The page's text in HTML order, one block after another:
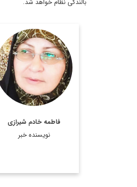
بالندگی نظام خواهد شد.
فاطمه خادم شیرازی
نویسنده خبر